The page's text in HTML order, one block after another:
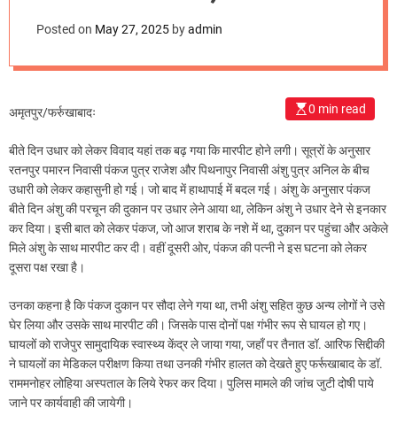
Posted on May 27, 2025 byadmin
0 min read
अमृतपुर/फर्रुखाबादः
बीते दिन उधार को लेकर विवाद यहां तक बढ़ गया कि मारपीट होने लगी। सूत्रों के अनुसार
रतनपुर पमारन निवासी पंकज पुत्र राजेश और पिथनापुर निवासी अंशु पुत्र अनिल के बीच
उधारी को लेकर कहासुनी हो गई। जो बाद में हाथापाई में बदल गई। अंशु के अनुसार पंकज
बीते दिन अंशु की परचून की दुकान पर उधार लेने आया था, लेकिन अंशु ने उधार देने से इनकार
कर दिया। इसी बात को लेकर पंकज, जो आज शराब के नशे में था, दुकान पर पहुंचा और अकेले
मिले अंशु के साथ मारपीट कर दी। वहीं दूसरी ओर, पंकज की पत्नी ने इस घटना को लेकर
दूसरा पक्ष रखा है।
उनका कहना है कि पंकज दुकान पर सौदा लेने गया था, तभी अंशु सहित कुछ अन्य लोगों ने उसे
घेर लिया और उसके साथ मारपीट की। जिसके पास दोनों पक्ष गंभीर रूप से घायल हो गए।
घायलों को राजेपुर सामुदायिक स्वास्थ्य केंद्र ले जाया गया, जहाँ पर तैनात डॉ. आरिफ सिद्दीकी
ने घायलों का मेडिकल परीक्षण किया तथा उनकी गंभीर हालत को देखते हुए फर्रूखाबाद के डॉ.
राममनोहर लोहिया अस्पताल के लिये रेफर कर दिया। पुलिस मामले की जांच जुटी दोषी पाये
जाने पर कार्यवाही की जायेगी।